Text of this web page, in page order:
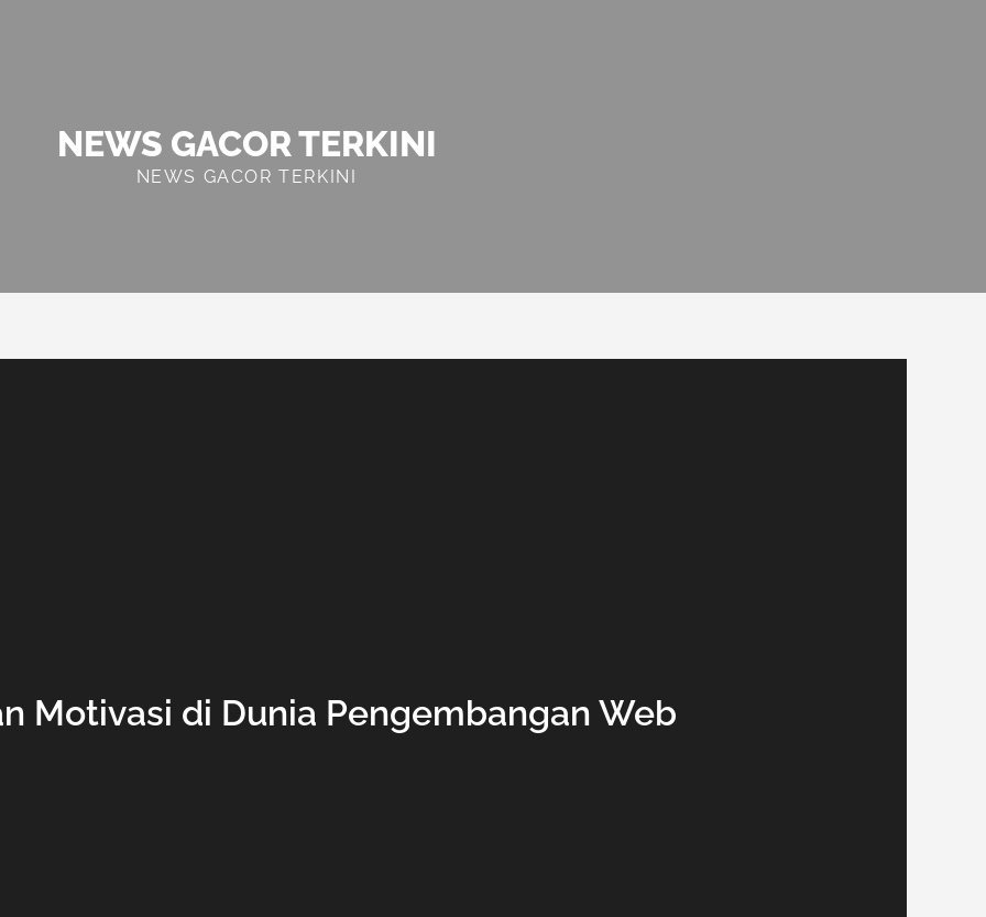
NEWS GACOR TERKINI
NEWS GACOR TERKINI
Motivasi di Dunia Pengembangan Web